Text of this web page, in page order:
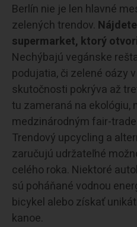
Berlín nie je len hlavné
zelených trendov.
supermarket, ktorý
Nechýbajú vegánske
podujatia, či zelené oázy
skutočnosti pokrýva až
tu zameraná na ekológiu,
medzinárodným fair-
Trendový upcycling a
zaručujú udržateľné
celého roka. Niektoré
sú poháňané vodnou
bicykel alebo získať
kanoe.